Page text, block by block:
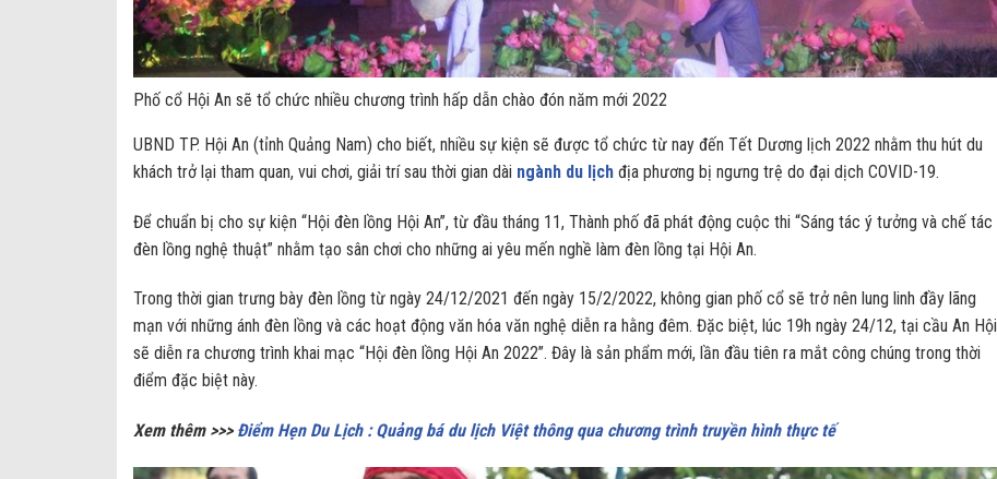
Phố cổ Hội An sẽ tổ chức nhiều chương trình hấp dẫn chào đón năm mới 2022
UBND TP. Hội An (tỉnh Quảng Nam) cho biết, nhiều sự kiện sẽ được tổ chức từ nay đến Tết Dương lịch 2022 nhằm thu hút du
khách trở lại tham quan, vui chơi, giải trí sau thời gian dài ngành du lịch địa phương bị ngưng trệ do đại dịch COVID-19.
Để chuẩn bị cho sự kiện “Hội đèn lồng Hội An”, từ đầu tháng 11, Thành phố đã phát động cuộc thi “Sáng tác ý tưởng và chế tác
đèn lồng nghệ thuật” nhằm tạo sân chơi cho những ai yêu mến nghề làm đèn lồng tại Hội An.
Trong thời gian trưng bày đèn lồng từ ngày 24/12/2021 đến ngày 15/2/2022, không gian phố cổ sẽ trở nên lung linh đầy lãng
mạn với những ánh đèn lồng và các hoạt động văn hóa văn nghệ diễn ra hằng đêm. Đặc biệt, lúc 19h ngày 24/12, tại cầu An Hội
sẽ diễn ra chương trình khai mạc “Hội đèn lồng Hội An 2022”. Đây là sản phẩm mới, lần đầu tiên ra mắt công chúng trong thời
điểm đặc biệt này.
Xem thêm >>> Điểm Hẹn Du Lịch : Quảng bá du lịch Việt thông qua chương trình truyền hình thực tế